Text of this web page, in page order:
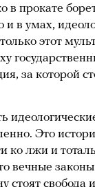
в прокате
в умах,
этот
за которой
Это
ко лжи и
вечные
стоят свобода